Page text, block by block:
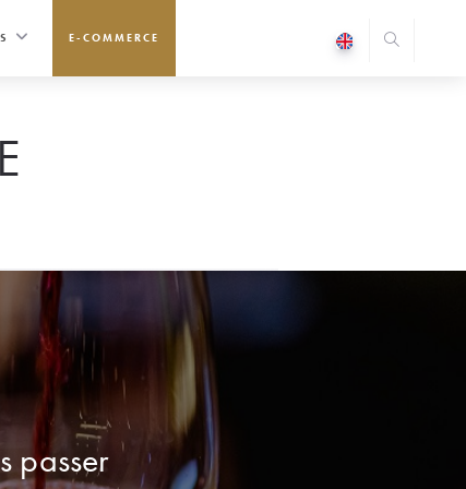
E-COMMERCE
passer